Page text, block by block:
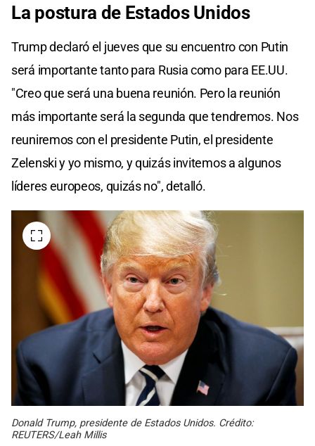
La postura de Estados Unidos
Trump declaró el jueves que su encuentro con Putin
será importante tanto para Rusia como para EE.UU.
"Creo que será una buena reunión. Pero la reunión
más importante será la segunda que tendremos. Nos
reuniremos con el presidente Putin, el presidente
Zelenski y yo mismo, y quizás invitemos a algunos
líderes europeos, quizás no", detalló.
Donald Trump, presidente de Estados Unidos. Crédito:
REUTERS/Leah Millis